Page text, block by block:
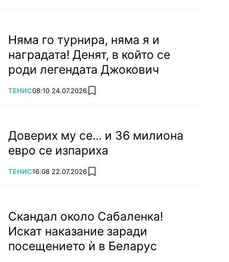
Няма го турнира, няма я и
наградата! Денят, в който се
роди легендата Джокович
ПОВЕЧЕ ОТ
ТЕНИС08:10 24.07.2026 add favorites
Доверих му се... и 36 милиона
евро се изпариха
ПОВЕЧЕ ОТ
ТЕНИС16:08 22.07.2026 add favorites
Скандал около Сабаленка!
Искат наказание заради
посещението ѝ в Беларус